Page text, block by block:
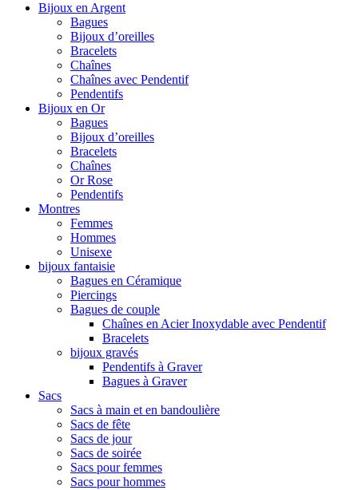
Bijoux en Argent
Bagues
Bijoux d’oreilles
Bracelets
Chaînes
Chaînes avec Pendentif
Pendentifs
Bijoux en Or
Bagues
Bijoux d’oreilles
Bracelets
Chaînes
Or Rose
Pendentifs
Montres
Femmes
Hommes
Unisexe
bijoux fantaisie
Bagues en Céramique
Piercings
Bagues de couple
Chaînes en Acier Inoxydable avec Pendentif
Bracelets
bijoux gravés
Pendentifs à Graver
Bagues à Graver
Sacs
Sacs à main et en bandoulière
Sacs de fête
Sacs de jour
Sacs de soirée
Sacs pour femmes
Sacs pour hommes